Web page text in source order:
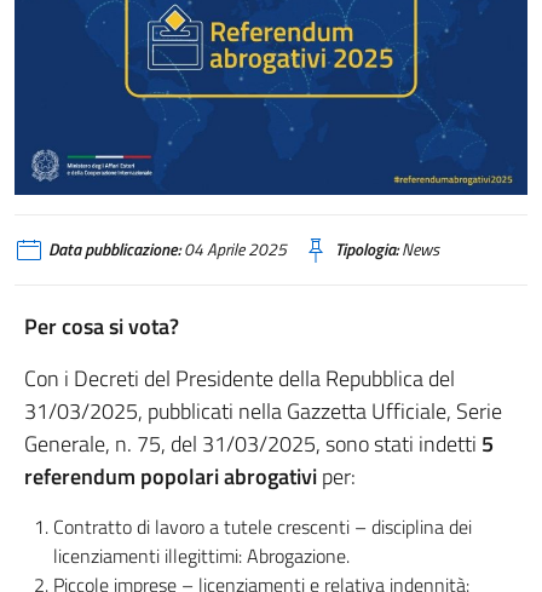
Data pubblicazione:04 Aprile 2025 Tipologia:News
Per cosa si vota?
Con i Decreti del Presidente della Repubblica del
31/03/2025, pubblicati nella Gazzetta Ufficiale, Serie
Generale, n. 75, del 31/03/2025, sono stati indetti 5
referendum popolari abrogativiper:
Contratto di lavoro a tutele crescenti – disciplina dei
licenziamenti illegittimi: Abrogazione.
Piccole imprese – licenziamenti e relativa indennità: